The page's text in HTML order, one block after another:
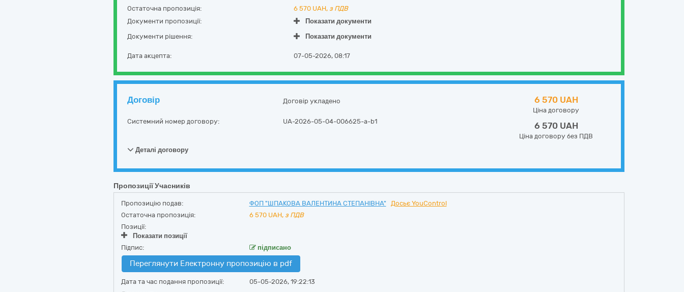
Остаточна пропозиція:
6 570 UAH, з ПДВ
Документи пропозиції:
Показати документи
Документи рішення:
Показати документи
Дата акцепта: 07-05-2026, 08:17
Договір Договір укладено
Системний номер договору: UA-2026-05-04-006625-a-b1
6 570 UAH
Ціна договору
6 570 UAH
Ціна договору без ПДВ
Деталі договору
Пропозиції Учасників
Пропозицію подав: ФОП "ШПАКОВА ВАЛЕНТИНА СТЕПАНІВНА"
Досьє YouControl
Остаточна пропозиція:
6 570 UAH, з ПДВ
Позиції:
Показати позиції
Підпис:
підписано
Переглянути Електронну пропозицію в pdf
Дата та час подання пропозиції:
05-05-2026, 19:22:13